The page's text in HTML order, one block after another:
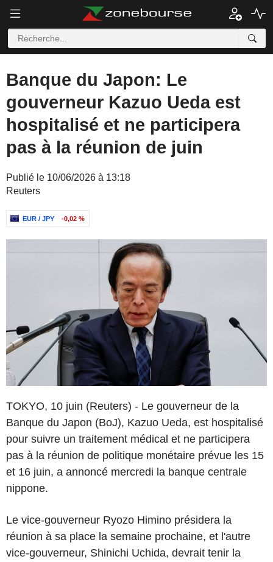
Banque du Japon: Le
gouverneur Kazuo Ueda est
hospitalisé et ne participera
pas à la réunion de juin
Publié le 10/06/2026 à 13:18
Reuters
EUR / JPY -0,02 %
TOKYO, 10 juin (Reuters) - Le gouverneur de la
Banque du Japon (BoJ), Kazuo Ueda, est hospitalisé
pour suivre un traitement médical et ne participera
pas à la réunion de politique monétaire prévue les 15
et 16 juin, a annoncé mercredi la banque centrale
nippone.
Le vice-gouverneur Ryozo Himino présidera la
réunion à sa place la semaine prochaine, et l'autre
vice-gouverneur, Shinichi Uchida, devrait tenir la